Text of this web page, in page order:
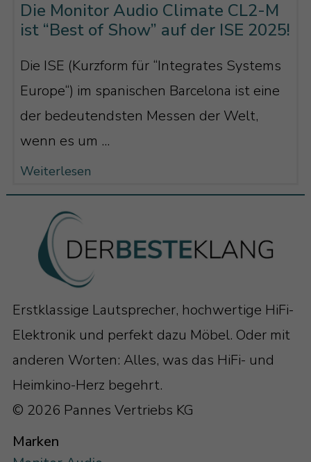
Die Monitor Audio Climate CL2-M
ist “Best of Show” auf der ISE 2025!
Die ISE (Kurzform für “Integrates Systems
Europe“) im spanischen Barcelona ist eine
der bedeutendsten Messen der Welt,
wenn es um ...
Weiterlesen
Erstklassige Lautsprecher, hochwertige HiFi-
Elektronik und perfekt dazu Möbel. Oder mit
anderen Worten: Alles, was das HiFi- und
Heimkino-Herz begehrt.
© 2026 Pannes Vertriebs KG
Marken